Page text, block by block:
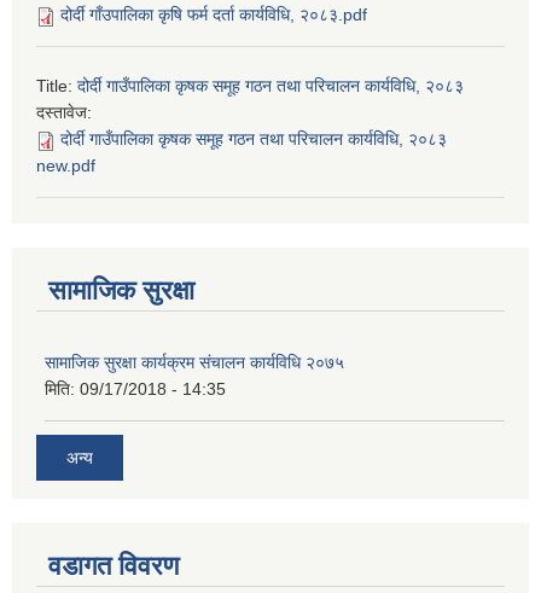
दोर्दी गाँउपालिका कृषि फर्म दर्ता कार्यविधि, २०८३.pdf
Title: दोर्दी गाउँपालिका कृषक समूह गठन तथा परिचालन कार्यविधि, २०८३
दस्तावेज:
दोर्दी गाउँपालिका कृषक समूह गठन तथा परिचालन कार्यविधि, २०८३
new.pdf
सामाजिक सुरक्षा
सामाजिक सुरक्षा कार्यक्रम संचालन कार्यविधि २०७५
मिति: 09/17/2018 - 14:35
अन्य
वडागत विवरण